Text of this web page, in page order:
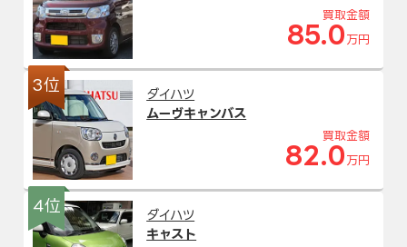
買取金額
85.0 万円
3位
ダイハツ
ムーヴキャンバス
買取金額
82.0 万円
4位
ダイハツ
キャスト